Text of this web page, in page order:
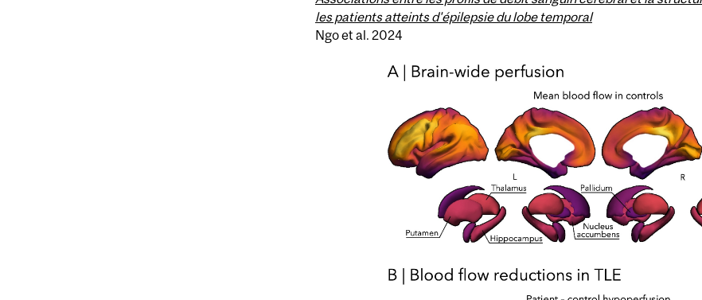
les patients atteints d'épilepsie du lobe temporal
Ngo et al. 2024